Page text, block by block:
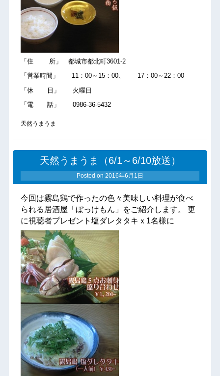
「住 所」 都城市都北町3601-2
「営業時間」 11：00～15：00、 17：00～22：00
「休 日」 火曜日
「電 話」 0986-36-5432
天然うまうま
天然うまうま（6/1～6/10放送）
Posted on 2016年6月1日
今回は霧島鶏で作ったの色々美味しい料理が食べ
られる居酒屋「ぼっけもん」をご紹介します。 更
に視聴者プレゼント塩ダレタタキｘ1名様に